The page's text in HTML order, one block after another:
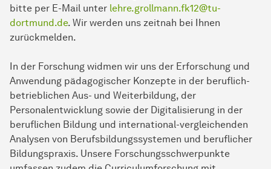
bitte per E-Mail unter lehre.grollmann.fk12@tu-
dortmund.de. Wir werden uns zeitnah bei Ihnen
zurückmelden.
In der Forschung widmen wir uns der Erforschung und
Anwendung pädagogischer Konzepte in der beruflich-
betrieblichen Aus- und Weiterbildung, der
Personalentwicklung sowie der Digitalisierung in der
beruflichen Bildung und international-vergleichenden
Analysen von Berufsbildungssystemen und beruflicher
Bildungspraxis. Unsere Forschungsschwerpunkte